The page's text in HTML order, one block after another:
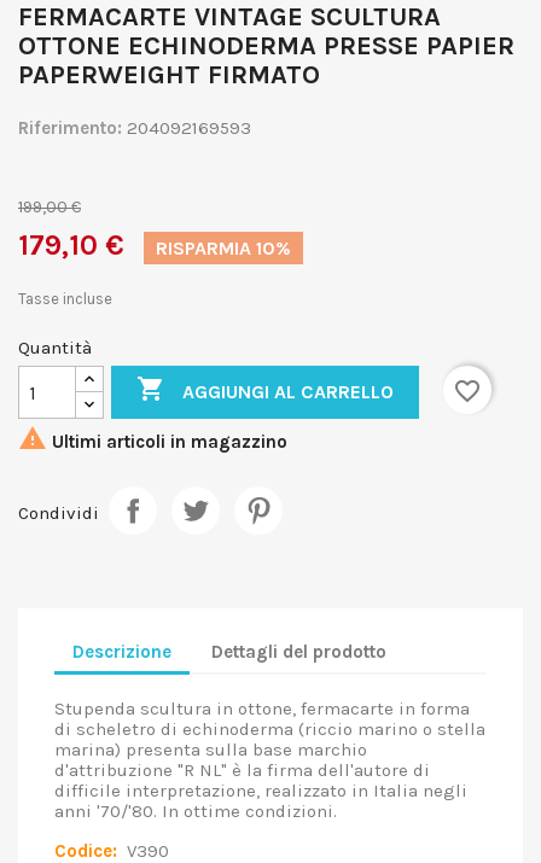
FERMACARTE VINTAGE SCULTURA
OTTONE ECHINODERMA PRESSE PAPIER
PAPERWEIGHT FIRMATO
Riferimento: 204092169593
199,00 €
179,10 € RISPARMIA 10%
Tasse incluse
Quantità
 AGGIUNGI AL CARRELLO
favorite_border
 Ultimi articoli in magazzino
Condividi
Descrizione Dettagli del prodotto
Stupenda scultura in ottone, fermacarte in forma
di scheletro di echinoderma (riccio marino o stella
marina) presenta sulla base marchio
d'attribuzione "R NL" è la firma dell'autore di
difficile interpretazione, realizzato in Italia negli
anni '70/'80. In ottime condizioni.
Codice: V390